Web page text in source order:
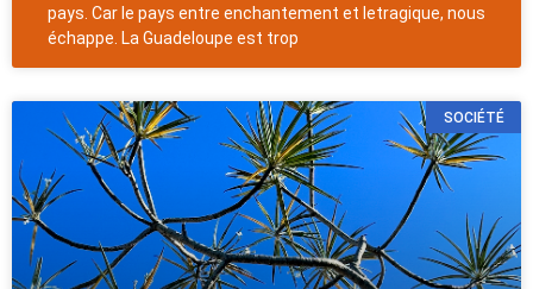
pays. Car le pays entre enchantement et letragique, nous
échappe. La Guadeloupe est trop
SOCIÉTÉ